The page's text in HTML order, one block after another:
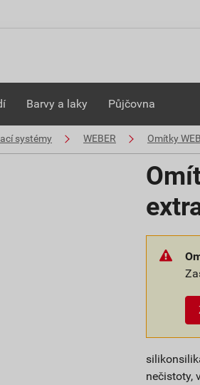
Barvy a laky Půjčovna
systémy WEBER Omítky
nečistoty,